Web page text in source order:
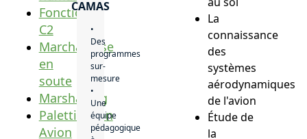
Fonction
C2
Marchandise
en
soute
Marshalling
Palettisation
Avion
CAMAS
•
Des
programmes
sur-
mesure
•
Une
équipe
pédagogique
La
connaissance
des
systèmes
aérodynamiques
de l'avion
Étude de
la